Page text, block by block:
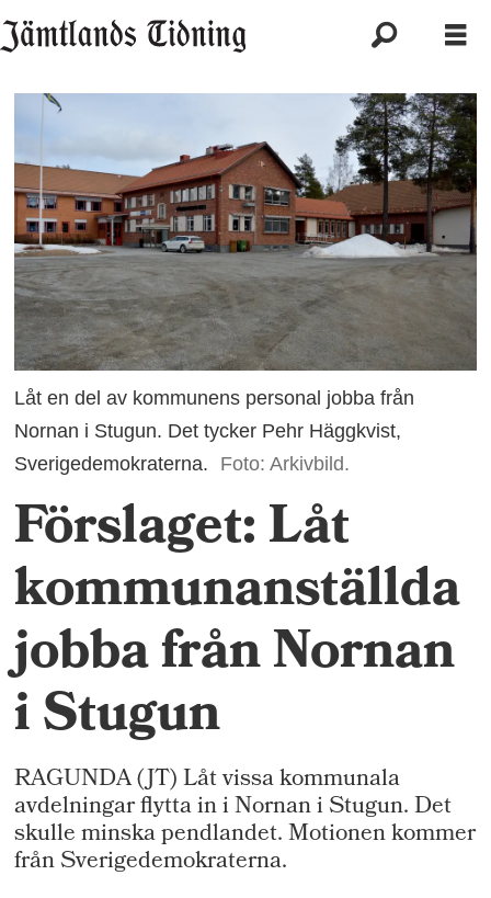
Låt en del av kommunens personal jobba från
Nornan i Stugun. Det tycker Pehr Häggkvist,
Sverigedemokraterna.
Foto: Arkivbild.
Förslaget: Låt
kommunanställda
jobba från Nornan
i Stugun
RAGUNDA (JT) Låt vissa kommunala
avdelningar flytta in i Nornan i Stugun. Det
skulle minska pendlandet. Motionen kommer
från Sverigedemokraterna.